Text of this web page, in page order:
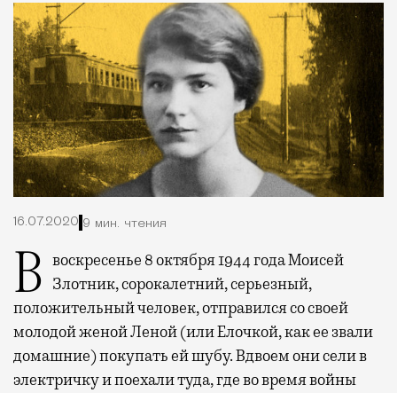
16.07.2020 9 мин. чтения
В воскресенье 8 октября 1944 года Моисей Злотник, сорокалетний, серьезный,
положительный человек, отправился со своей
молодой женой Леной (или Елочкой, как ее звали
домашние) покупать ей шубу. Вдвоем они сели в
электричку и поехали туда, где во время войны